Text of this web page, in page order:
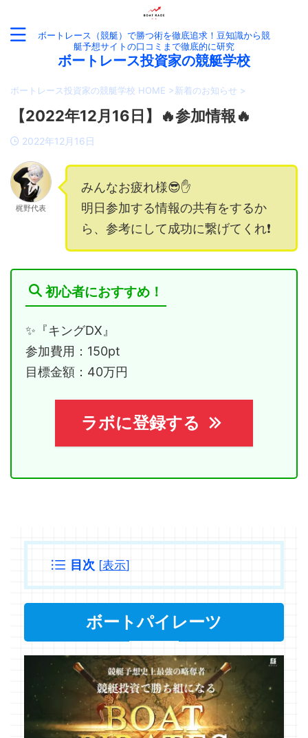
ボートレース（競艇）で勝つ術を徹底追求！豆知識から競
艇予想サイトの口コミまで徹底的に研究
ボートレース投資家の競艇学校
ボートレース投資家の競艇学校 HOME >新着のお知らせ >
【2022年12月16日】🔥参加情報🔥
2022年12月16日
梶野代表
みんなお疲れ様😎✋
明日参加する情報の共有をするか
ら、参考にして成功に繋げてくれ❗️
初心者におすすめ！
✨『キングDX』
参加費用：150pt
目標金額：40万円
ラボに登録する
目次 [表示]
ボートパイレーツ